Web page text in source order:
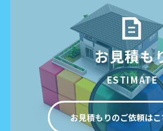
お見積も
ESTIMATE
お見積もりのご依頼は